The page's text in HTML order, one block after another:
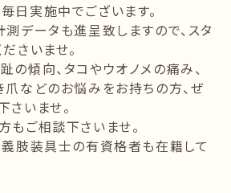
日実施中でございます。
データも進呈致しますので、スタ
さいませ。
傾向、タコやウオノメの痛み、
爪などのお悩みをお持ちの方、ぜ
いませ。
もご相談下さいませ。
義肢装具士の有資格者も在籍して